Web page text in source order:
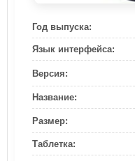
Год выпуска:
Язык интерфейса:
Версия:
Название:
Размер:
Таблетка: